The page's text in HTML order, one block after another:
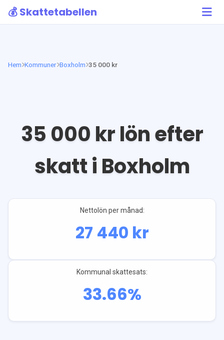
💰 Skattetabellen
Hem Kommuner Boxholm 35 000 kr
35 000 kr lön efter
skatt i Boxholm
Nettolön per månad:
27 440 kr
Kommunal skattesats:
33.66%